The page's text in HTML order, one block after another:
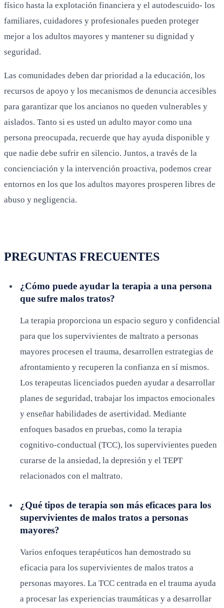
físico hasta la explotación financiera y el autodescuido- los
familiares, cuidadores y profesionales pueden proteger
mejor a los adultos mayores y mantener su dignidad y
seguridad.
Las comunidades deben dar prioridad a la educación, los
recursos de apoyo y los mecanismos de denuncia accesibles
para garantizar que los ancianos no queden vulnerables y
aislados. Tanto si es usted un adulto mayor como una
persona preocupada, recuerde que hay ayuda disponible y
que nadie debe sufrir en silencio. Juntos, a través de la
concienciación y la intervención proactiva, podemos crear
entornos en los que los adultos mayores prosperen libres de
abuso y negligencia.
PREGUNTAS FRECUENTES
¿Cómo puede ayudar la terapia a una persona
que sufre malos tratos?
La terapia proporciona un espacio seguro y confidencial
para que los supervivientes de maltrato a personas
mayores procesen el trauma, desarrollen estrategias de
afrontamiento y recuperen la confianza en sí mismos.
Los terapeutas licenciados pueden ayudar a desarrollar
planes de seguridad, trabajar los impactos emocionales
y enseñar habilidades de asertividad. Mediante
enfoques basados en pruebas, como la terapia
cognitivo-conductual (TCC), los supervivientes pueden
curarse de la ansiedad, la depresión y el TEPT
relacionados con el maltrato.
¿Qué tipos de terapia son más eficaces para los
supervivientes de malos tratos a personas
mayores?
Varios enfoques terapéuticos han demostrado su
eficacia para los supervivientes de malos tratos a
personas mayores. La TCC centrada en el trauma ayuda
a procesar las experiencias traumáticas y a desarrollar